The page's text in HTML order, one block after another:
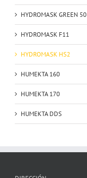
HYDROMASK GREEN 50
HYDROMASK F11
HYDROMASK HS2
HUMEKTA 160
HUMEKTA 170
HUMEKTA DDS